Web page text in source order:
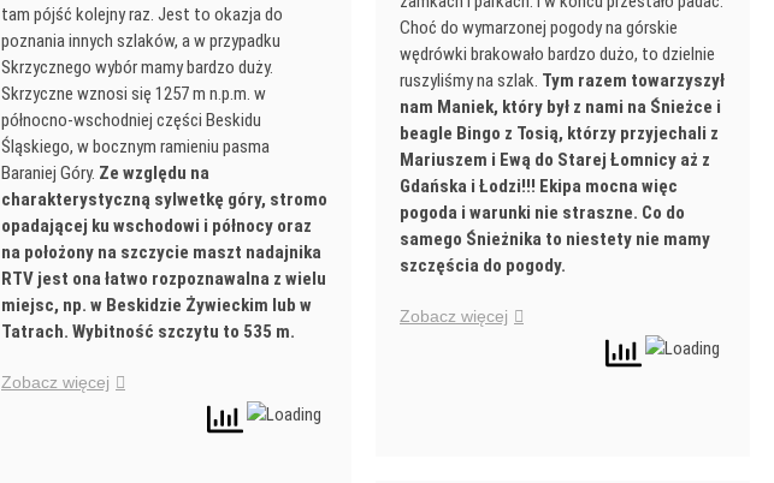
tam pójść kolejny raz. Jest to okazja do
poznania innych szlaków, a w przypadku
Skrzycznego wybór mamy bardzo duży.
Skrzyczne wznosi się 1257 m n.p.m. w
północno-wschodniej części Beskidu
Śląskiego, w bocznym ramieniu pasma
Baraniej Góry. Ze względu na
charakterystyczną sylwetkę góry, stromo
opadającej ku wschodowi i północy oraz
na położony na szczycie maszt nadajnika
RTV jest ona łatwo rozpoznawalna z wielu
miejsc, np. w Beskidzie Żywieckim lub w
Tatrach. Wybitność szczytu to 535 m.
Zobacz więcej
Choć do wymarzonej pogody na górskie
wędrówki brakowało bardzo dużo, to dzielnie
ruszyliśmy na szlak. Tym razem towarzyszył
nam Maniek, który był z nami na Śnieżce i
beagle Bingo z Tosią, którzy przyjechali z
Mariuszem i Ewą do Starej Łomnicy aż z
Gdańska i Łodzi!!! Ekipa mocna więc
pogoda i warunki nie straszne. Co do
samego Śnieżnika to niestety nie mamy
szczęścia do pogody.
Zobacz więcej